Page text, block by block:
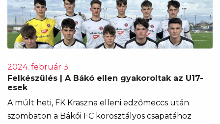
2024. február 3.
Felkészülés | A Bákó ellen gyakoroltak az U17-
esek
A múlt heti, FK Kraszna elleni edzőmeccs után
szombaton a Bákói FC korosztályos csapatához